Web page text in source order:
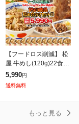
【フードロス削減】 松
屋 牛めし(120g)22食
+訳あり商品(8品)計30
食が入ったお得な訳あ
5,990円
送料無料
もっと見る